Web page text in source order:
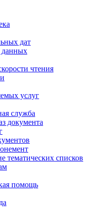
дат
данных
чтения
услуг
служба
документа
тематических списков
помощь